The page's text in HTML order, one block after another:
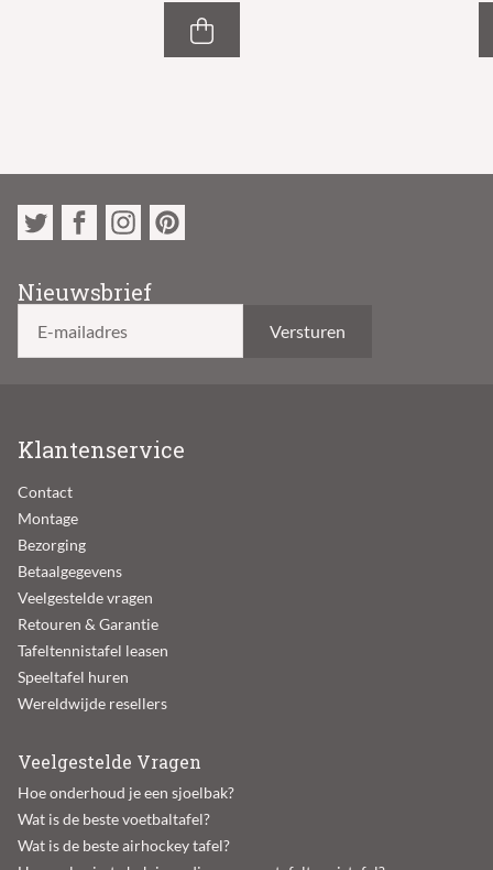
Nieuwsbrief
E-mailadres
Klantenservice
Contact
Montage
Bezorging
Betaalgegevens
Veelgestelde vragen
Retouren & Garantie
Tafeltennistafel leasen
Speeltafel huren
Wereldwijde resellers
Veelgestelde Vragen
Hoe onderhoud je een sjoelbak?
Wat is de beste voetbaltafel?
Wat is de beste airhockey tafel?